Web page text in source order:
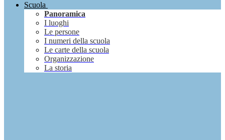
Scuola
Panoramica
I luoghi
Le persone
I numeri della scuola
Le carte della scuola
Organizzazione
La storia